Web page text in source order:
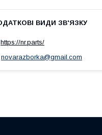
https://nr.parts/
novarazborka@gmail.com